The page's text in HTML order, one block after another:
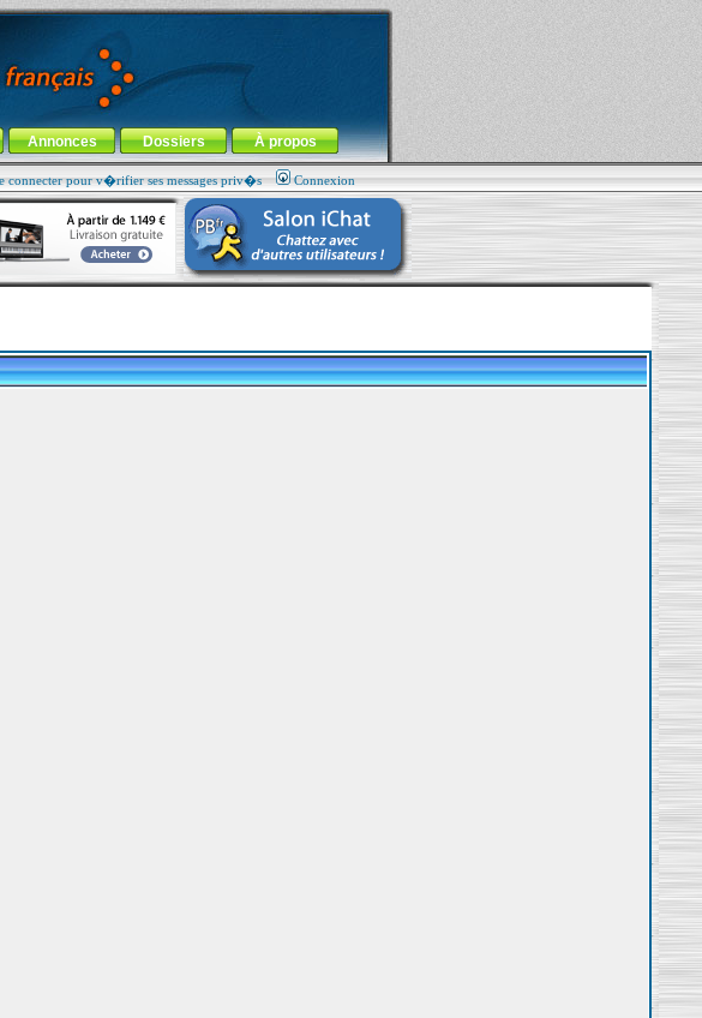
Annonces Dossiers À propos
connecter pour v�rifier ses messages priv�s Connexion